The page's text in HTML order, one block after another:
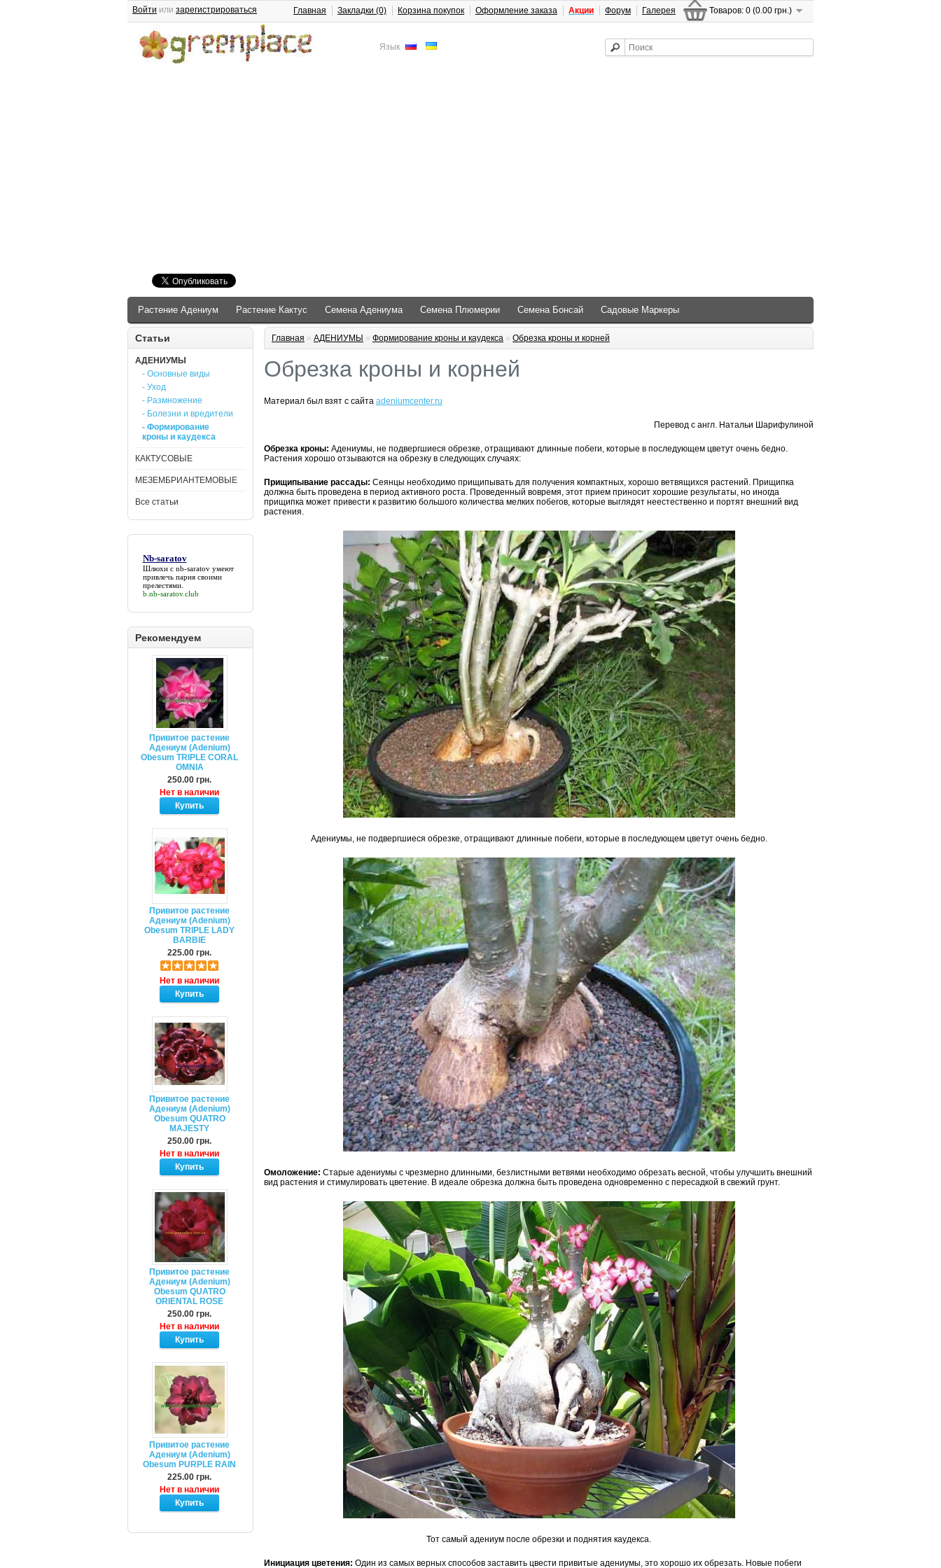
Язык
Товаров: 0 (0.00 грн.)
Войти или зарегистрироваться Главная Закладки (0) Корзина покупок Оформление заказа Акции Форум Галерея
Растение Адениум Растение Кактус Семена Адениума Семена Плюмерии Семена Бонсай Садовые Маркеры
Статьи
АДЕНИУМЫ
- Основные виды
- Уход
- Размножение
- Болезни и вредители
- Формирование
кроны и каудекса
КАКТУСОВЫЕ
МЕЗЕМБРИАНТЕМОВЫЕ
Все статьи
Nb-saratov
Шлюхи с nb-saratovумеют
привлечь парня своими
прелестями.
b.nb-saratov.club
Рекомендуем
Привитое растение
Адениум (Adenium)
Obesum TRIPLE CORAL
OMNIA
250.00 грн.
Нет в наличии
Привитое растение
Адениум (Adenium)
Obesum TRIPLE LADY
BARBIE
225.00 грн.
Нет в наличии
Привитое растение
Адениум (Adenium)
Obesum QUATRO
MAJESTY
250.00 грн.
Нет в наличии
Привитое растение
Адениум (Adenium)
Obesum QUATRO
ORIENTAL ROSE
250.00 грн.
Нет в наличии
Привитое растение
Адениум (Adenium)
Obesum PURPLE RAIN
225.00 грн.
Нет в наличии
Главная » АДЕНИУМЫ » Формирование кроны и каудекса » Обрезка кроны и корней
Обрезка кроны и корней
Материал был взят с сайта adeniumcenter.ru
Перевод с англ. Натальи Шарифулиной
Обрезка кроны: Адениумы, не подвергшиеся обрезке, отращивают длинные побеги, которые в последующем цветут очень бедно.
Растения хорошо отзываются на обрезку в следующих случаях:
Прищипывание рассады: Сеянцы необходимо прищипывать для получения компактных, хорошо ветвящихся растений. Прищипка
должна быть проведена в период активного роста. Проведенный вовремя, этот прием приносит хорошие результаты, но иногда
прищипка может привести к развитию большого количества мелких побегов, которые выглядят неестественно и портят внешний вид
растения.
Адениумы, не подвергшиеся обрезке, отращивают длинные побеги, которые в последующем цветут очень бедно.
Омоложение: Старые адениумы с чрезмерно длинными, безлистными ветвями необходимо обрезать весной, чтобы улучшить внешний
вид растения и стимулировать цветение. В идеале обрезка должна быть проведена одновременно с пересадкой в свежий грунт.
Тот самый адениум после обрезки и поднятия каудекса.
Инициация цветения: Один из самых верных способов заставить цвести привитые адениумы, это хорошо их обрезать. Новые побеги